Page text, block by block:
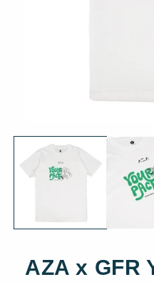
AZA x GFR